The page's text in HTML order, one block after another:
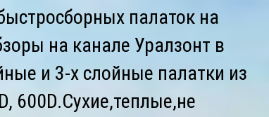
палаток на
на канале Уралзонт в
и 3-х слойные палатки из
600D.Сухие,теплые,не